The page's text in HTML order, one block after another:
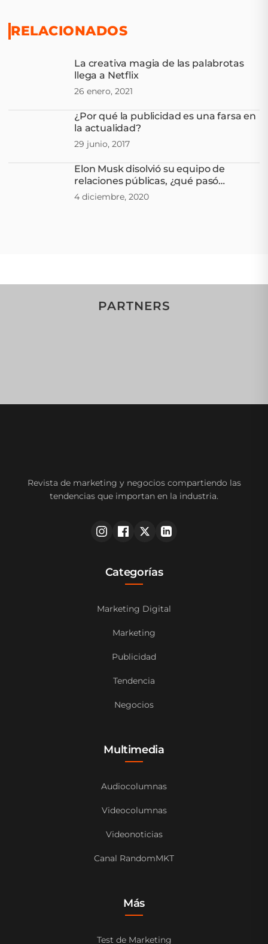
RELACIONADOS
La creativa magia de las palabrotas
llega a Netflix
26 enero, 2021
¿Por qué la publicidad es una farsa en
la actualidad?
29 junio, 2017
Elon Musk disolvió su equipo de
relaciones públicas, ¿qué pasó
después?
4 diciembre, 2020
PARTNERS
Revista de marketing y negocios compartiendo las
tendencias que importan en la industria.
Categorías
Marketing Digital
Marketing
Publicidad
Tendencia
Negocios
Multimedia
Audiocolumnas
Videocolumnas
Videonoticias
Canal RandomMKT
Más
Test de Marketing